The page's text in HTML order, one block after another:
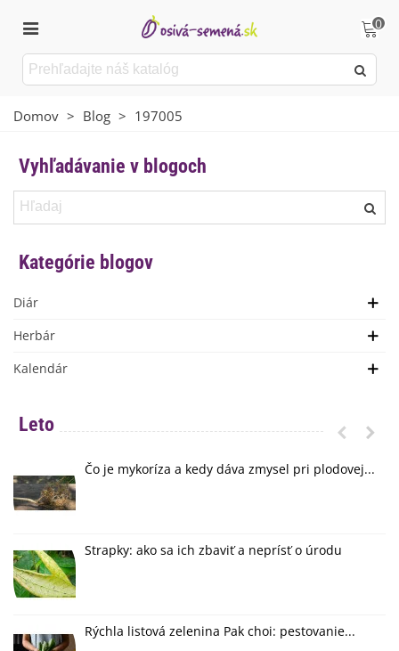
0
Domov > Blog > 197005
Vyhľadávanie v blogoch
Kategórie blogov
Diár
Herbár
Kalendár
Leto
Čo je mykoríza a kedy dáva zmysel pri plodovej...
Strapky: ako sa ich zbaviť a neprísť o úrodu
Rýchla listová zelenina Pak choi: pestovanie...